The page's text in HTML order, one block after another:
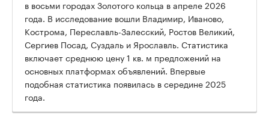
в восьми городах Золотого кольца в апреле 2026
года. В исследование вошли Владимир, Иваново,
Кострома, Переславль-Залесский, Ростов Великий,
Сергиев Посад, Суздаль и Ярославль. Статистика
включает среднюю цену 1 кв. м предложений на
основных платформах объявлений. Впервые
подобная статистика появилась в середине 2025
года.